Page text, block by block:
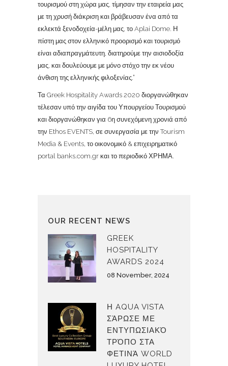
τουρισμού στη χώρα μας, τίμησαν την εταιρεία μας
με τη χρυσή διάκριση και βράβευσαν ένα από τα
εκλεκτά ξενοδοχεία-μέλη μας, το Aplai Dome. Η
πίστη μας στον ελληνικό προορισμό και τουρισμό
είναι αδιαπραγμάτευτη, διατηρούμε την αισιοδοξία
μας, και δουλεύουμε με μόνο στόχο την εκ νέου
άνθιση της ελληνικής φιλοξενίας.”
Τα Greek Hospitality Awards 2020 διοργανώθηκαν
τέλεσαν υπό την αιγίδα του Υπουργείου Τουρισμού
και διοργανώθηκαν για 6η συνεχόμενη χρονιά από
την Ethos EVENTS, σε συνεργασία με την Tourism
Media & Events, το οικονομικό & επιχειρηματικό
portal banks.com.gr και το περιοδικό ΧΡΗΜΑ.
OUR RECENT NEWS
GREEK
HOSPITALITY
AWARDS 2024
08 November, 2024
Η AQUA VISTA
ΣΆΡΩΣΕ ΜΕ
ΕΝΤΥΠΩΣΙΑΚΌ
ΤΡΌΠΟ ΣΤΑ
ΦΕΤΙΝΆ WORLD